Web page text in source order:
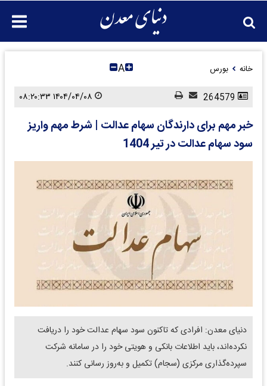
خانه بورس A
خبر مهم برای دارندگان سهام عدالت | شرط مهم واریز
سود سهام عدالت در تیر 1404
دنیای معدن: افرادی که تاکنون سود سهام عدالت خود را دریافت
نکرده‌اند، باید اطلاعات بانکی و هویتی خود را در سامانه شرکت
سپرده‌گذاری مرکزی (سجام) تکمیل و به‌روز رسانی کنند.